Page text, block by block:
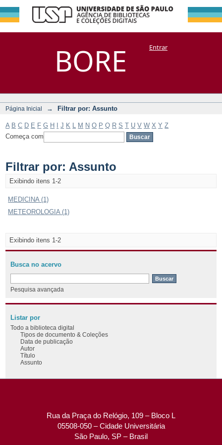
BORE
Filtrar por:
Assunto
DSpace/Manakin + CoriscoEntrar
Página Inicial → Filtrar por: Assunto
A B C D E F G H J K M N O P Q R S T U V W X Y Z
Começa com
Filtrar por: Assunto
Exibindo itens 1-2
MEDICINA (1)
METEOROLOGIA (1)
Exibindo itens 1-2
Busca no acervo
Pesquisa avançada
Listar por
Todo a biblioteca digital
Tipos de documento & Coleções
Data de publicação
Autor
Título
Assunto
Rua da Praça do Relógio, 109 – Bloco L
05508-050 – Cidade Universitária
São Paulo, SP – Brasil